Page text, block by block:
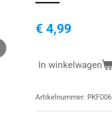
€ 4,99
In winkelwagen
Artikelnummer: PKF006